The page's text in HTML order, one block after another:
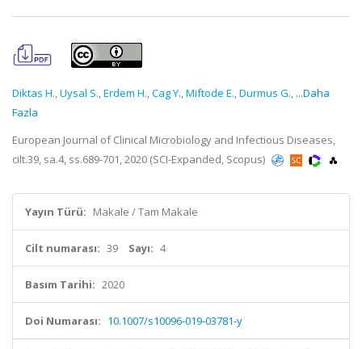
Diktas H.,Uysal S.,Erdem H.,Cag Y.,Miftode E.,Durmus G., ...Daha
Fazla
European Journal of Clinical Microbiology and Infectious Diseases,
cilt.39, sa.4, ss.689-701, 2020 (SCI-Expanded, Scopus)
Yayın Türü: Makale / Tam Makale
Cilt numarası: 39 Sayı: 4
Basım Tarihi: 2020
Doi Numarası: 10.1007/s10096-019-03781-y